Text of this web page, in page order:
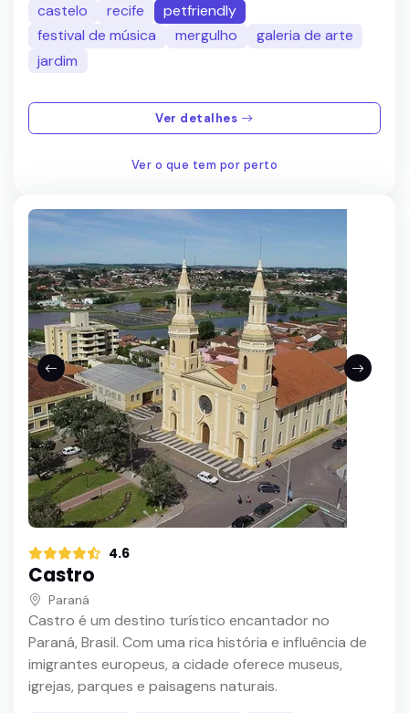
castelo
recife
petfriendly
festival de música
mergulho
galeria de arte
jardim
Ver detalhes
Ver o que tem por perto
4.6
Castro
Paraná
Castro é um destino turístico encantador no
Paraná, Brasil. Com uma rica história e influência de
imigrantes europeus, a cidade oferece museus,
igrejas, parques e paisagens naturais.